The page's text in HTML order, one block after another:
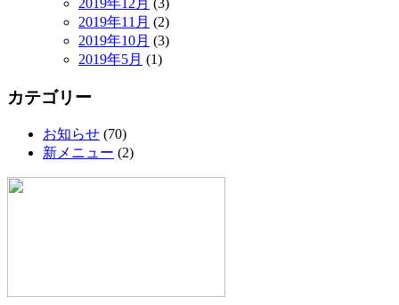
2019年12月 (3)
2019年11月 (2)
2019年10月 (3)
2019年5月 (1)
カテゴリー
お知らせ (70)
新メニュー (2)